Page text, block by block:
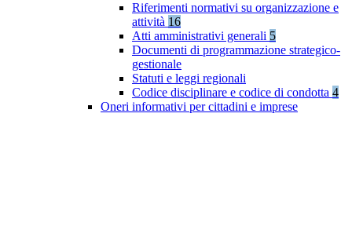
Riferimenti normativi su organizzazione e
attività 16
Atti amministrativi generali 5
Documenti di programmazione strategico-
gestionale
Statuti e leggi regionali
Codice disciplinare e codice di condotta 4
Oneri informativi per cittadini e imprese